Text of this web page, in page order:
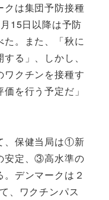
クは集団予防接種
15日以降は予防
た。また、「秋に
る」、しかし、
ワクチンを接種す
を行う予定だ」
、保健当局は①新
安定、③高水準の
デンマークは２
、ワクチンパス